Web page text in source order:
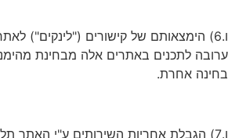
ו.6) הימצאותם של קישורים ("לינקים")
ערובה לתכנים באתרים אלה מבחינת
בחינה אחרת.
ו.7) הגבלת אחריות השירותים ע"י האתר